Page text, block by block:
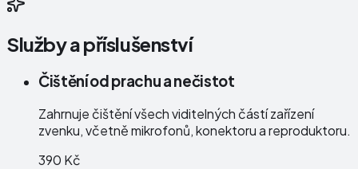
Služby a příslušenství
Čištění od prachu a nečistot
Zahrnuje čištění všech viditelných částí zařízení
zvenku, včetně mikrofonů, konektoru a reproduktoru.
390 Kč